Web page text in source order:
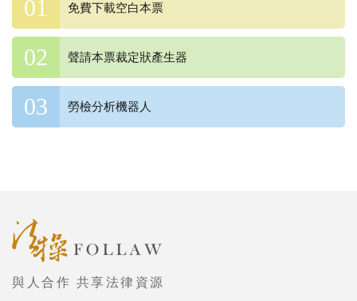
免費下載空白本票
聲請本票裁定狀產生器
勞檢分析機器人
與人合作 共享法律資源